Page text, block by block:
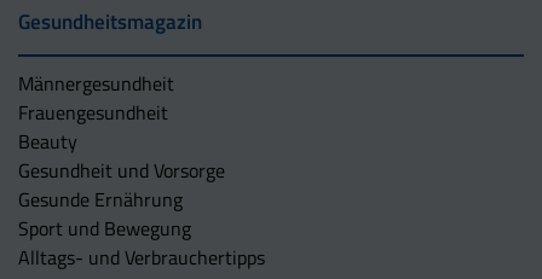
Gesundheitsmagazin
Männergesundheit
Frauengesundheit
Beauty
Gesundheit und Vorsorge
Gesunde Ernährung
Sport und Bewegung
Alltags- und Verbrauchertipps